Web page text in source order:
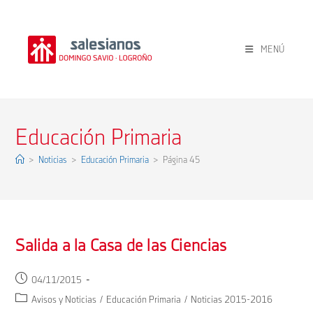
contenido
MENÚ
Educación Primaria
> Noticias > Educación Primaria > Página 45
Salida a la Casa de las Ciencias
Publicación
de
04/11/2015
Categoría
Avisos y Noticias / Educación Primaria / Noticias 2015-2016